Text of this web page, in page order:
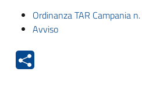
Ordinanza TAR Campania
Avviso